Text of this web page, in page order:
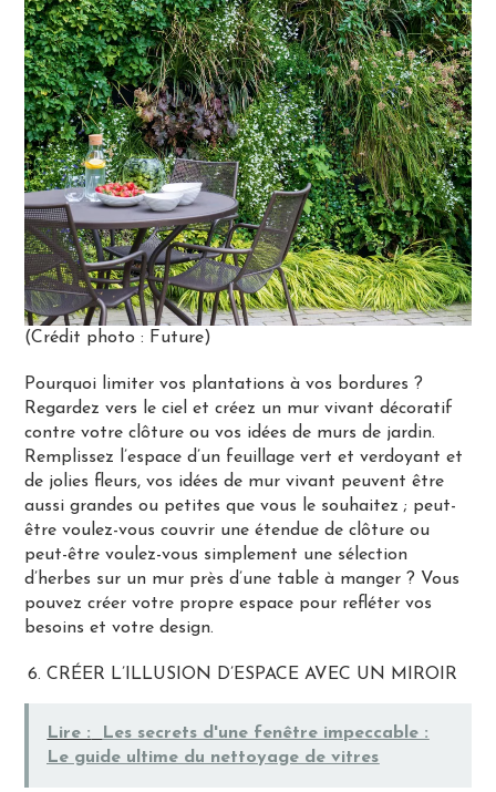
(Crédit photo : Future)
Pourquoi limiter vos plantations à vos bordures ?
Regardez vers le ciel et créez un mur vivant décoratif
contre votre clôture ou vos idées de murs de jardin.
Remplissez l’espace d’un feuillage vert et verdoyant et
de jolies fleurs, vos idées de mur vivant peuvent être
aussi grandes ou petites que vous le souhaitez ; peut-
être voulez-vous couvrir une étendue de clôture ou
peut-être voulez-vous simplement une sélection
d’herbes sur un mur près d’une table à manger ? Vous
pouvez créer votre propre espace pour refléter vos
besoins et votre design.
CRÉER L’ILLUSION D’ESPACE AVEC UN MIROIR
Lire :
Les secrets d'une fenêtre impeccable :
Le guide ultime du nettoyage de vitres